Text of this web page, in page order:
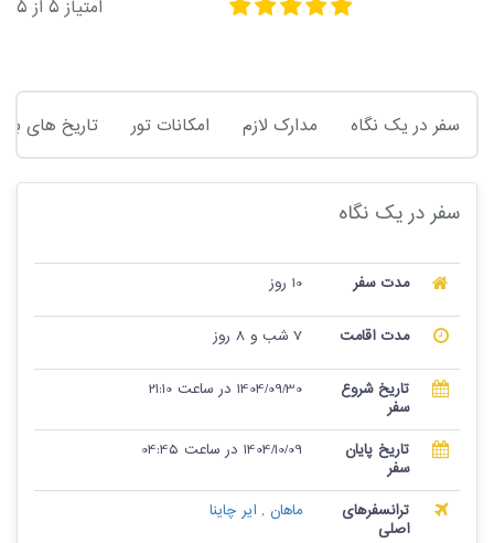
امتیاز5 از5
سفر در یک نگاه مدارک لازم امکانات تور تاریخ های
سفر در یک نگاه
مدت سفر 10 روز
مدت اقامت 7 شب و 8 روز
تاریخ شروع
سفر
1404/09/30 در ساعت 21:10
تاریخ پایان
سفر
1404/10/09 در ساعت 04:45
ترانسفرهای
اصلی
ماهان , ایر چاینا